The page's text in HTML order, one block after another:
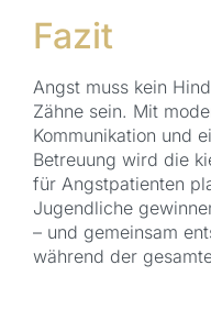
Fazit
Angst muss kein
Zähne sein. Mit
Kommunikation und
Betreuung wird die
für Angstpatienten
Jugendliche
– und gemeinsam
während der